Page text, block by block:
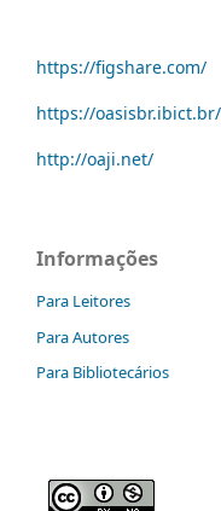
https://figshare.com/
https://
http://oaji.net/
Informações
Para Leitores
Para Autores
Para Bibliotecários